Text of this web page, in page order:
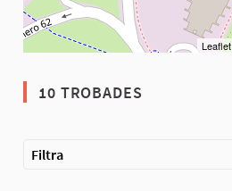
Leaflet
10 TROBADES
Filtra